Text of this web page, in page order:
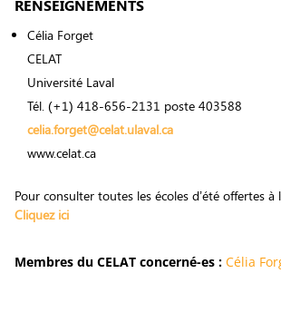
RENSEIGNEMENTS
Célia Forget
CELAT
Université Laval
Tél. (+1) 418-656-2131 poste 403588
celia.forget@celat.ulaval.ca
www.celat.ca
Pour consulter toutes les écoles d’été offertes à
Cliquez ici
Membres du CELAT concerné-es : Célia